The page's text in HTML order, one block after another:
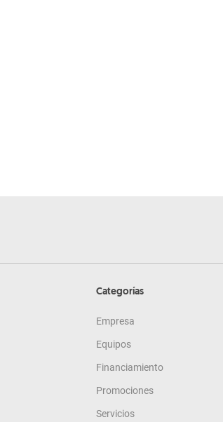
Categorías
Empresa
Equipos
Financiamiento
Promociones
Servicios